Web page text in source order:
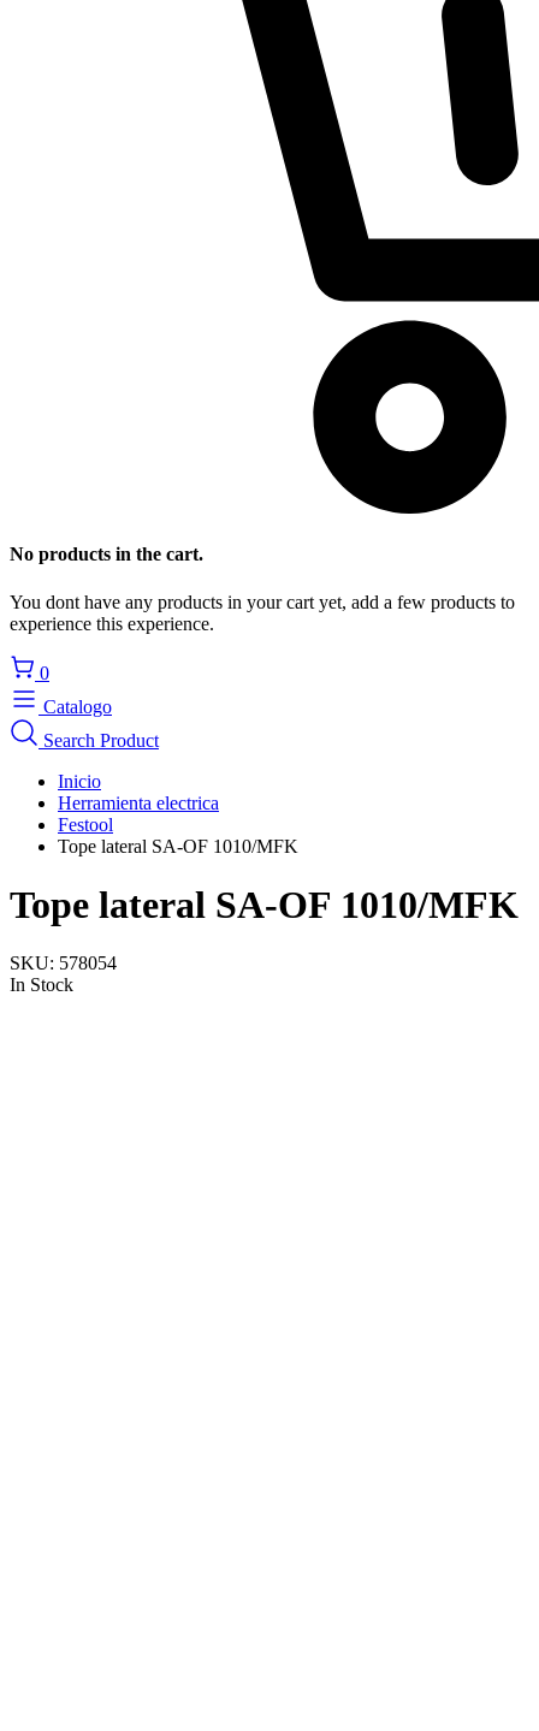
No products in the cart.
You dont have any products in your cart yet, add a few products to
experience this experience.
0
Catalogo
Search Product
Inicio
Herramienta electrica
Festool
Tope lateral SA-OF 1010/MFK
Tope lateral SA-OF 1010/MFK
SKU: 578054
In Stock